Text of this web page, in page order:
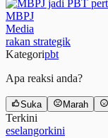
MBPJ
Media
rakan strategik
Kategoripbt
Apa reaksi anda?
Suka Marah
Terkini
eselangorkini